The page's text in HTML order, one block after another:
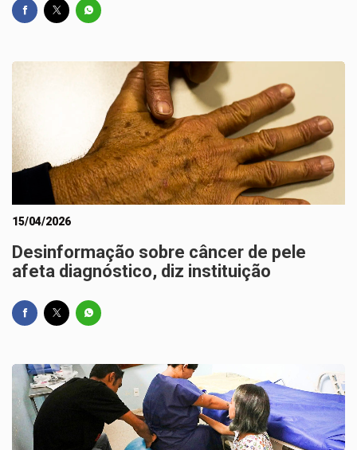
15/04/2026
Desinformação sobre câncer de pele
afeta diagnóstico, diz instituição